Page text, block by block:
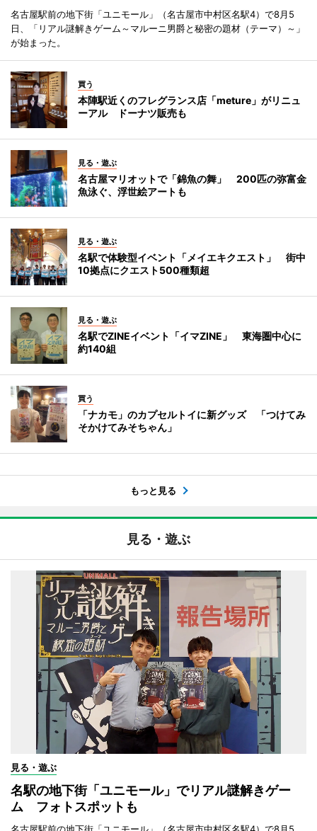
名古屋駅前の地下街「ユニモール」（名古屋市中村区名駅4）で8月5
日、「リアル謎解きゲーム～マルーニ男爵と秘密の題材（テーマ）～」
が始まった。
買う
本陣駅近くのフレグランス店「meture」がリニュ
ーアル ドーナツ販売も
見る・遊ぶ
名古屋マリオットで「錦魚の舞」 200匹の弥富金
魚泳ぐ、浮世絵アートも
見る・遊ぶ
名駅で体験型イベント「メイエキクエスト」 街中
10拠点にクエスト500種類超
見る・遊ぶ
名駅でZINEイベント「イマZINE」 東海圏中心に
約140組
買う
「ナカモ」のカプセルトイに新グッズ 「つけてみ
そかけてみそちゃん」
もっと見る
見る・遊ぶ
見る・遊ぶ
名駅の地下街「ユニモール」でリアル謎解きゲー
ム フォトスポットも
名古屋駅前の地下街「ユニモール」（名古屋市中村区名駅4）で8月5